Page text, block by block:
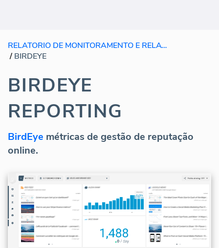
RELATORIO DE MONITORAMENTO E RELATORIO DE SOFTWARE
/ BIRDEYE
BIRDEYE
REPORTING
BirdEye métricas de gestão de reputação
online.